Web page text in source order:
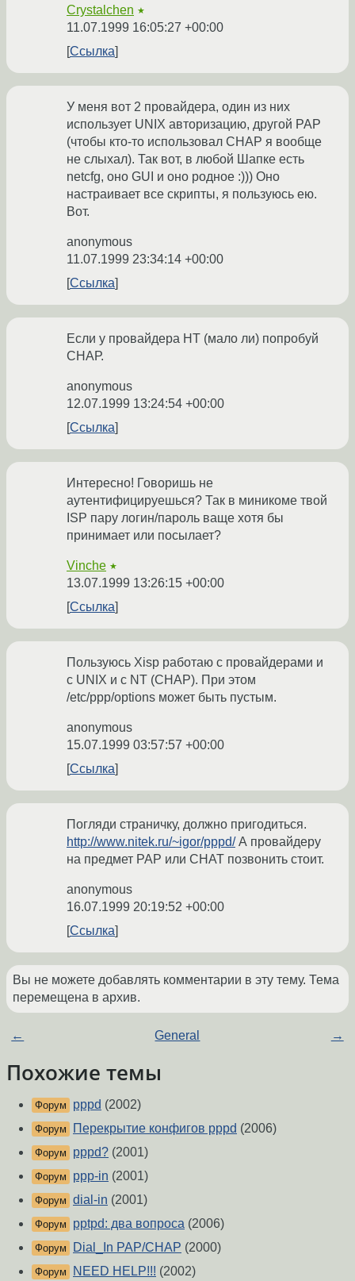
Crystalchen ★
11.07.1999 16:05:27 +00:00
Ссылка
У меня вот 2 провайдера, один из них
использует UNIX авторизацию, другой PAP
(чтобы кто-то использовал CHAP я вообще
не слыхал). Так вот, в любой Шапке есть
netcfg, оно GUI и оно родное :))) Оно
настраивает все скрипты, я пользуюсь ею.
Вот.
anonymous
11.07.1999 23:34:14 +00:00
Ссылка
Если у провайдера НТ (мало ли) попробуй
СНАР.
anonymous
12.07.1999 13:24:54 +00:00
Ссылка
Интересно! Говоришь не
аутентифицируешься? Так в миникоме твой
ISP пару логин/пароль ваще хотя бы
принимает или посылает?
Vinche ★
13.07.1999 13:26:15 +00:00
Ссылка
Пользуюсь Xisp работаю с провайдерами и
с UNIX и с NT (CHAP). При этом
/etc/ppp/options может быть пустым.
anonymous
15.07.1999 03:57:57 +00:00
Ссылка
Погляди страничку, должно пригодиться.
http://www.nitek.ru/~igor/pppd/А провайдеру
на предмет PAP или CHAT позвонить стоит.
anonymous
16.07.1999 20:19:52 +00:00
Ссылка
Вы не можете добавлять комментарии в эту тему. Тема
перемещена в архив.
← General →
Похожие темы
Форум pppd (2002)
Форум Перекрытие конфигов pppd (2006)
Форум pppd? (2001)
Форум ppp-in (2001)
Форум dial-in (2001)
Форум pptpd: два вопроса (2006)
Форум Dial_In PAP/CHAP (2000)
Форум NEED HELP!!! (2002)